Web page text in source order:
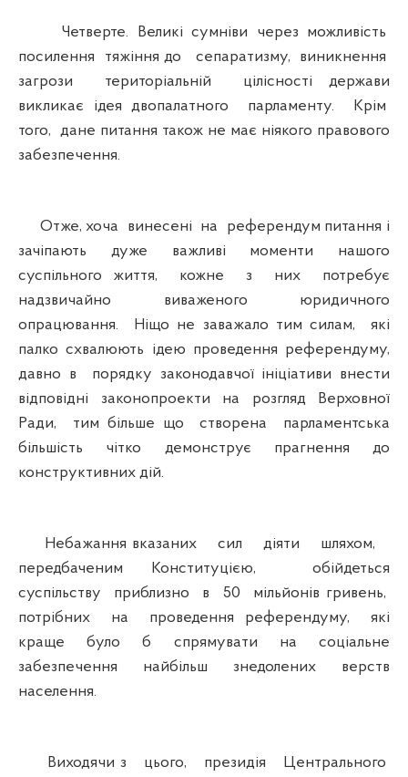
Четверте. Великі сумніви через можливість
посилення тяжіння до сепаратизму, виникнення
загрози територіальній цілісності держави
викликає ідея двопалатного парламенту. Крім
того, дане питання також не має ніякого правового
забезпечення.
Отже, хоча винесені на референдум питання і
зачіпають дуже важливі моменти нашого
суспільного життя, кожне з них потребує
надзвичайно виваженого юридичного
опрацювання. Ніщо не заважало тим силам, які
палко схвалюють ідею проведення референдуму,
давно в порядку законодавчої ініціативи внести
відповідні законопроекти на розгляд Верховної
Ради, тим більше що створена парламентська
більшість чітко демонструє прагнення до
конструктивних дій.
Небажання вказаних сил діяти шляхом,
передбаченим Конституцією, обійдеться
суспільству приблизно в 50 мільйонів гривень,
потрібних на проведення референдуму, які
краще було б спрямувати на соціальне
забезпечення найбільш знедолених верств
населення.
Виходячи з цього, президія Центрального